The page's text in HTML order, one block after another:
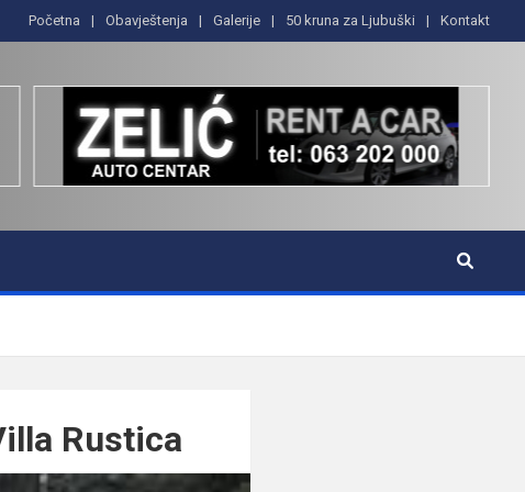
Početna Obavještenja Galerije 50 kruna za Ljubuški Kontakt
Rustica